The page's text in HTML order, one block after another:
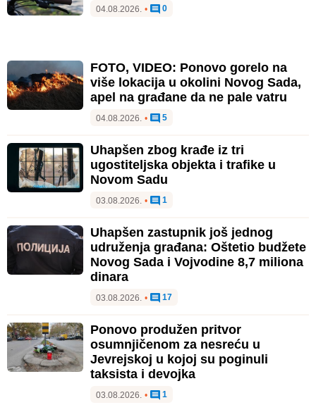
04.08.2026. • 0
FOTO, VIDEO: Ponovo gorelo na
više lokacija u okolini Novog Sada,
apel na građane da ne pale vatru
04.08.2026. • 5
Uhapšen zbog krađe iz tri
ugostiteljska objekta i trafike u
Novom Sadu
03.08.2026. • 1
Uhapšen zastupnik još jednog
udruženja građana: Oštetio budžete
Novog Sada i Vojvodine 8,7 miliona
dinara
03.08.2026. • 17
Ponovo produžen pritvor
osumnjičenom za nesreću u
Jevrejskoj u kojoj su poginuli
taksista i devojka
03.08.2026. • 1